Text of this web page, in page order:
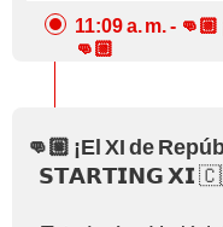
11:09 a. m. -
👊🏼
👊🏼 ¡El XI de
𝗦𝗧𝗔𝗥𝗧𝗜𝗡𝗚 𝗫𝗜